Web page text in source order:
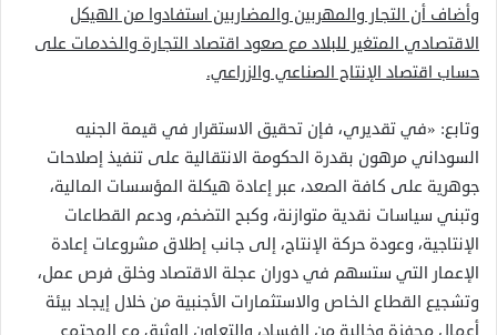
وأضاف أن التجار والمهربين والمضاربين استفادوا من الهيكل
الاقتصادي المتغير للبلاد مع صعود اقتصاد التجارة والخدمات على
حساب اقتصاد الإنتاج الصناعي والزراعي.
وتابع: «في تقديري، فإن تحقيق الاستقرار في قيمة الجنيه
السوداني مرهون بقدرة الحكومة الانتقالية على تنفيذ إصلاحات
جوهرية على كافة الصعد، عبر إعادة هيكلة المؤسسات المالية،
وتبني سياسات نقدية متوازنة، وكبح التضخم، ودعم القطاعات
الإنتاجية، وعودة حركة الإنتاج، إلى جانب إطلاق مشروعات إعادة
الإعمار التي ستسهم في دوران عجلة الاقتصاد وخلق فرص عمل،
وتشجيع القطاع الخاص والاستثمارات الأجنبية من خلال إيجاد بيئة